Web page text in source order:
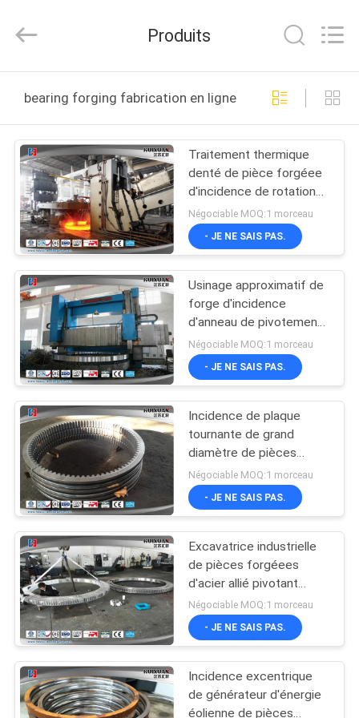
MAISON
PRODUITS
VIDÉOS
AU
SUJET
DE
NOUS
VISITE
D'USINE
CONTRÔLE
DE
QUALITÉ
PLAN
DU
SITE
PRIVACY
POLICY
ENERGY
All
Reserved.
Produits
bearing forging fabrication en ligne
Traitement thermique
denté de pièce forgéee
d'incidence de rotation
avec éteindre la surface
Négociable MOQ:1 morceau
- JE NE SAIS PAS.
Usinage approximatif de
forge d'incidence
d'anneau de pivotement
pour le générateur
d'énergie éolienne
Négociable MOQ:1 morceau
- JE NE SAIS PAS.
Incidence de plaque
tournante de grand
diamètre de pièces
forgéees d'acier allié de
machines d'ingénierie
Négociable MOQ:1 morceau
- JE NE SAIS PAS.
Excavatrice industrielle
de pièces forgéees
d'acier allié pivotant
soutenant la norme
d'ASME
Négociable MOQ:1 morceau
- JE NE SAIS PAS.
Incidence excentrique
de générateur d'énergie
éolienne de pièces